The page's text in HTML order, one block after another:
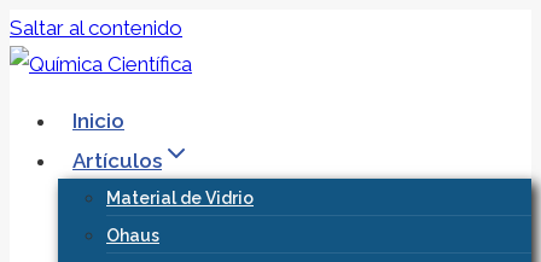
Saltar al contenido
Inicio
Artículos
Material de Vidrio
Ohaus